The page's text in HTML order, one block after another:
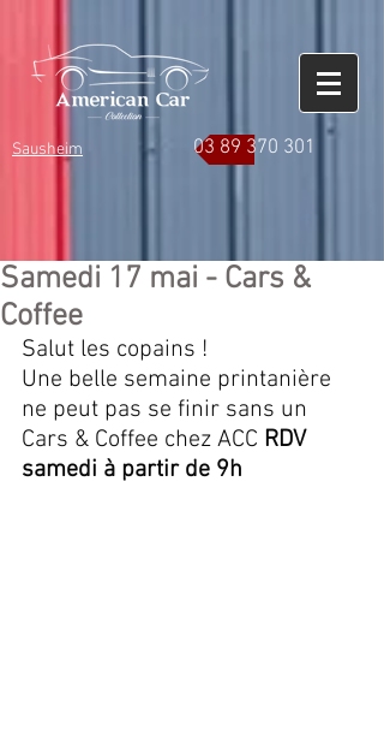
Sausheim 03 89 370 301
Samedi 17 mai - Cars &
Coffee
Salut les copains !
Une belle semaine printanière
ne peut pas se finir sans un
Cars & Coffee chez ACC RDV
samedi à partir de 9h